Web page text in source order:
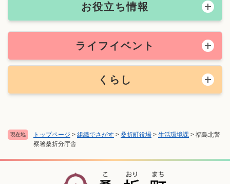
現在地 トップページ > 組織でさがす > 桑折町役場 > 生活環境課 > 福島北警
察署桑折分庁舎
お役立ち情報
ライフイベント
くらし